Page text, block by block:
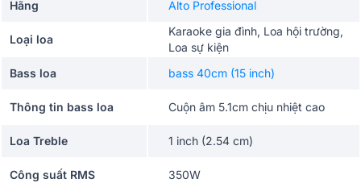
Hãng Alto Professional
Loại loa
Karaoke gia đình, Loa hội trường,
Loa sự kiện
Bass loa
bass 40cm (15 inch)
Thông tin bass loa Cuộn âm 5.1cm chịu nhiệt cao
Loa Treble 1 inch (2.54 cm)
Công suất RMS 350W